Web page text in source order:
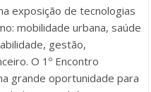
exposição de tecnologias
mobilidade urbana, saúde
gestão,
O 1º Encontro
grande oportunidade para